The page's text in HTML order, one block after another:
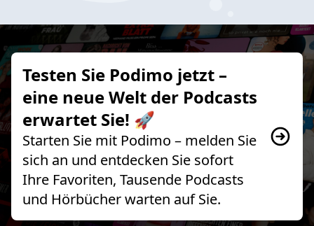
Testen Sie Podimo jetzt –
eine neue Welt der Podcasts
erwartet Sie! 🚀
Starten Sie mit Podimo – melden Sie
sich an und entdecken Sie sofort
Ihre Favoriten, Tausende Podcasts
und Hörbücher warten auf Sie.